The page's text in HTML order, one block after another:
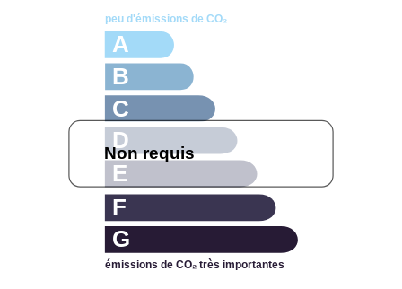
A
B
C
D
E
F
G
émissions de CO₂ très importantes
peu d'émissions de CO₂
Non requis